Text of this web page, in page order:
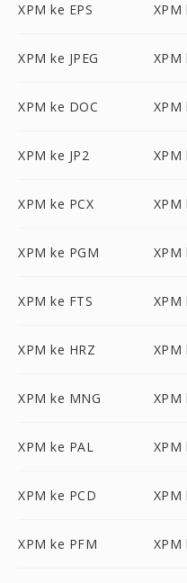
XPM ke EPS XPM
XPM ke JPEG XPM
XPM ke DOC XPM
XPM ke JP2 XPM
XPM ke PCX XPM
XPM ke PGM XPM
XPM ke FTS XPM
XPM ke HRZ XPM
XPM ke MNG XPM
XPM ke PAL XPM
XPM ke PCD XPM
XPM ke PFM XPM